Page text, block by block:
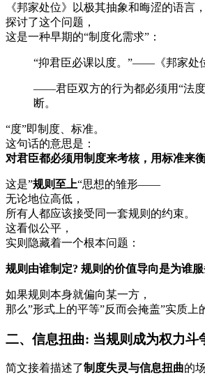
《邦家处位》以极其抽象和晦涩的语言，
探讨了这个问题，
这是一种早期的“制度化需求”：
“抑君臣必课以度。”——《邦家处
——君臣双方的行为都必须用“法度
断。
“度”即制度、标准。
这句话的意思是：
对君臣都必须用制度来考核，用标准来
这是”规则至上“思想的雏形——
无论地位高低，
所有人都应该接受同一套规则的约束。
这看似公平，
实则隐藏着一个根本问题：
规则由谁制定? 规则的价值导向是为谁服
如果规则本身就偏向某一方，
那么”形式上的平等”反而会掩盖”实质上
二、信息扭曲: 当规则成为权力斗
简文接着描述了制度失灵与信息扭曲的